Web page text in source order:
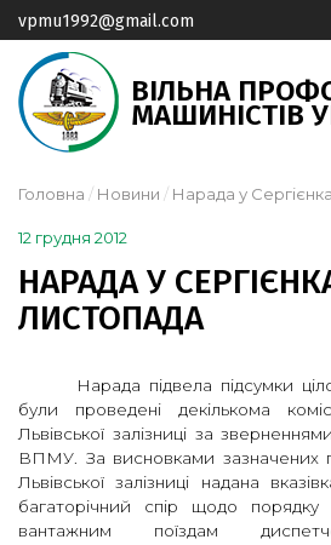
vpmu1992@gmail.com
ВІЛЬНА
МАШИНІСТІВ
Головна Новини Нарада у
12 грудня 2012
НАРАДА У
ЛИСТОПАДА
Нарада підвела підсумки
були проведені декількома
Львівської залізниці за
ВПМУ. За висновками зазначених
Львівської залізниці надана
багаторічний спір щодо порядку
вантажним поїздам